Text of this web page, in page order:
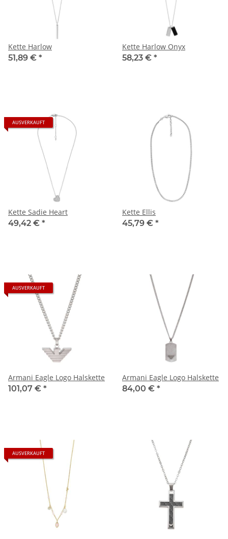
Kette Harlow
51,89 € *
Kette Harlow Onyx
58,23 € *
AUSVERKAUFT
Kette Sadie Heart
49,42 € *
Kette Ellis
45,79 € *
AUSVERKAUFT
Armani Eagle Logo Halskette
101,07 € *
Armani Eagle Logo Halskette
84,00 € *
AUSVERKAUFT